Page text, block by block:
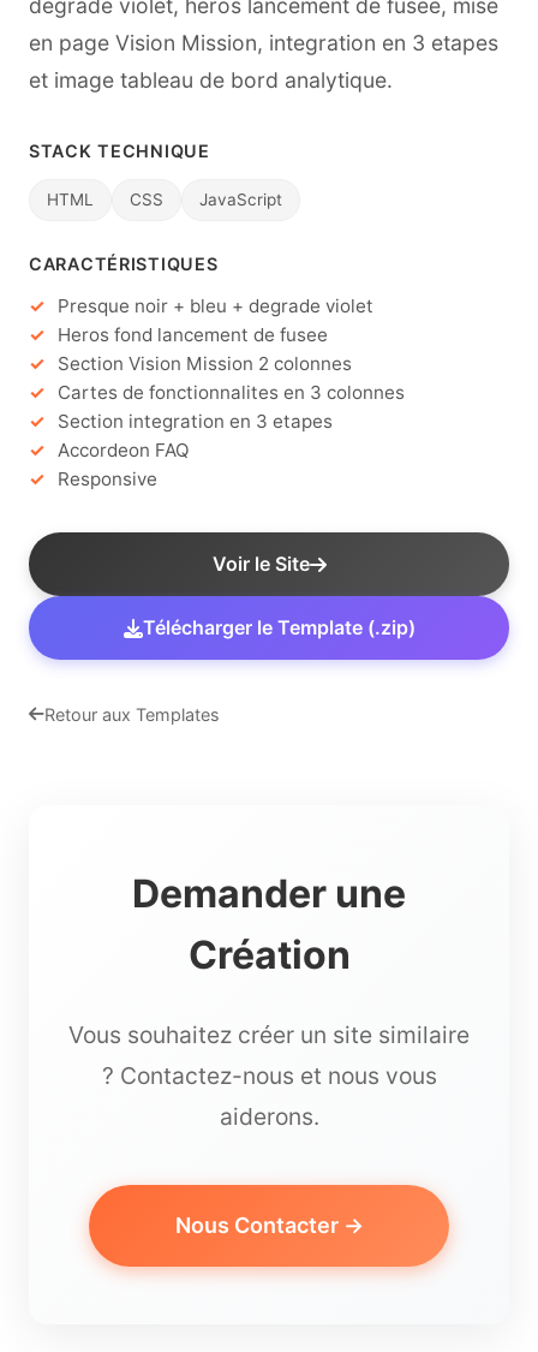
degrade violet, heros lancement de fusee, mise
en page Vision Mission, integration en 3 etapes
et image tableau de bord analytique.
STACK TECHNIQUE
HTML CSS JavaScript
CARACTÉRISTIQUES
Presque noir + bleu + degrade violet
Heros fond lancement de fusee
Section Vision Mission 2 colonnes
Cartes de fonctionnalites en 3 colonnes
Section integration en 3 etapes
Accordeon FAQ
Responsive
Voir le Site
Télécharger le Template (.zip)
Retour aux Templates
Demander une
Création
Vous souhaitez créer un site similaire
? Contactez-nous et nous vous
aiderons.
Nous Contacter →